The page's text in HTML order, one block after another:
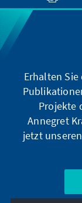
Erhalten
Projekte
Annegret
jetzt